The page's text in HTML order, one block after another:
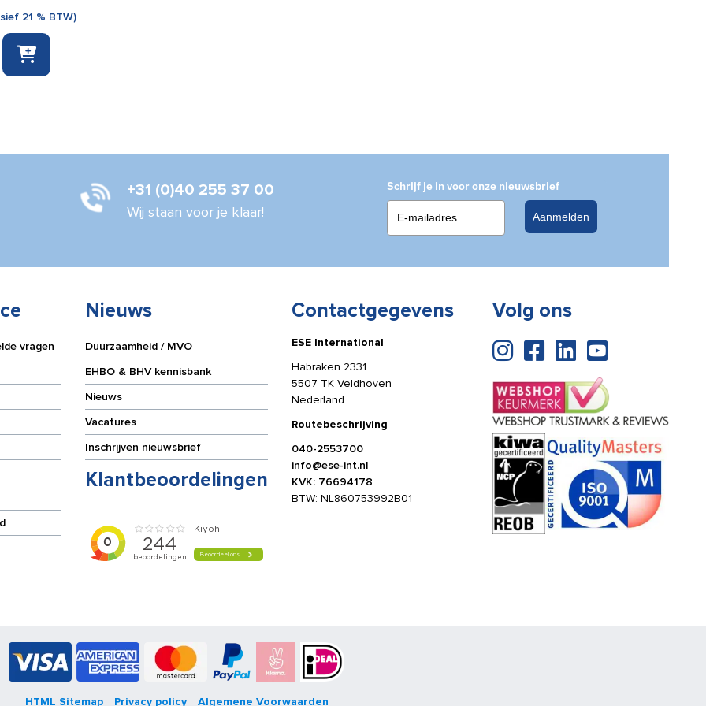
21 % BTW)
+31 (0)40 255 37 00
Wij staan voor je klaar!
Schrijf je in voor onze nieuwsbrief
Aanmelden
vragen
Nieuws
Duurzaamheid / MVO
EHBO & BHV kennisbank
Nieuws
Vacatures
Inschrijven nieuwsbrief
Klantbeoordelingen
Contactgegevens
ESE International
Habraken 2331
5507 TK Veldhoven
Nederland
Routebeschrijving
040-2553700
info@ese-int.nl
KVK: 76694178
BTW: NL860753992B01
Volg ons
HTML Sitemap Privacy policy Algemene Voorwaarden